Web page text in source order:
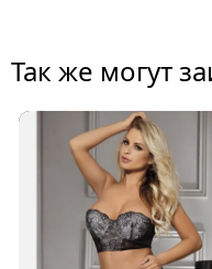
Так же могут